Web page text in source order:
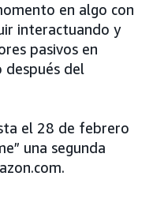
en algo con
interactuando y
pasivos en
después del
el 28 de febrero
una segunda